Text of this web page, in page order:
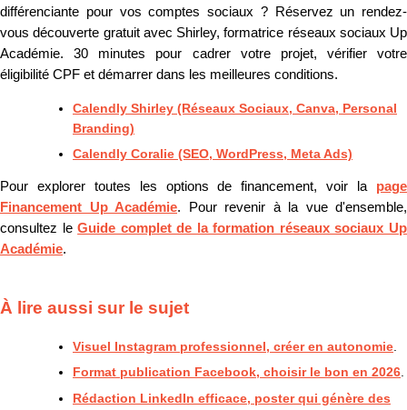
différenciante pour vos comptes sociaux ? Réservez un rendez-
vous découverte gratuit avec Shirley, formatrice réseaux sociaux Up
Académie. 30 minutes pour cadrer votre projet, vérifier votre
éligibilité CPF et démarrer dans les meilleures conditions.
Calendly Shirley (Réseaux Sociaux, Canva, Personal
Branding)
Calendly Coralie (SEO, WordPress, Meta Ads)
Pour explorer toutes les options de financement, voir la page
Financement Up Académie. Pour revenir à la vue d'ensemble,
consultez leGuide complet de la formation réseaux sociaux Up
Académie.
À lire aussi sur le sujet
Visuel Instagram professionnel, créer en autonomie
Format publication Facebook, choisir le bon en 2026.
Rédaction LinkedIn efficace, poster qui génère des